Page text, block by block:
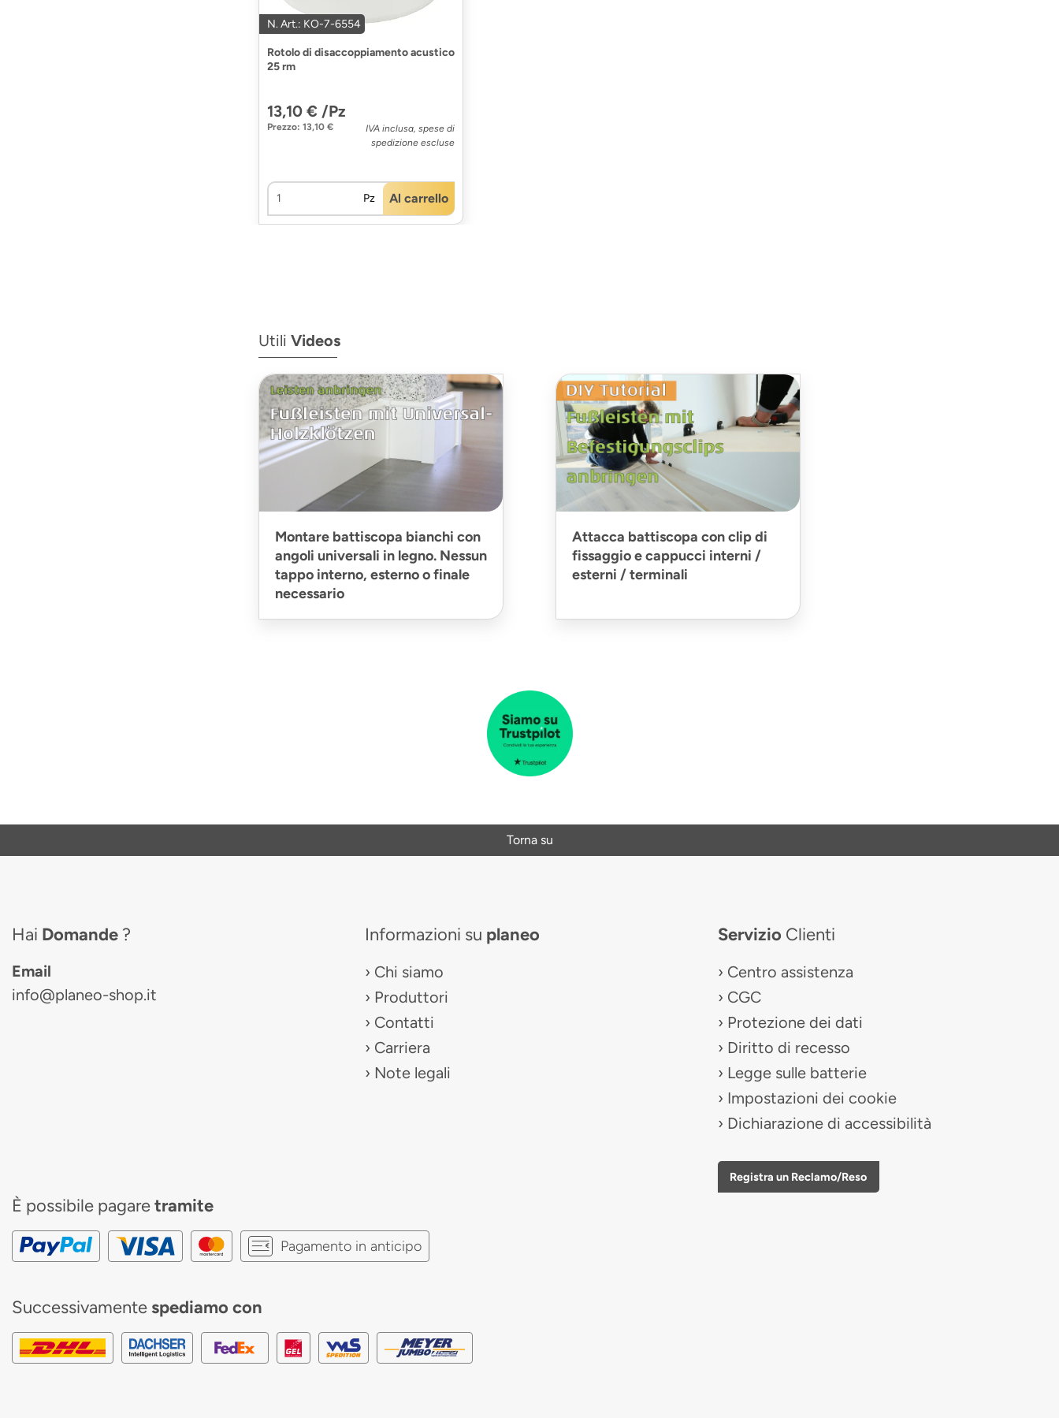
N. Art.: KO-7-6554
Rotolo di disaccoppiamento acustico
25 rm
13,10 € /Pz
Prezzo: 13,10 €
IVA inclusa, spese di
spedizione escluse
Pz Al carrello
Utili Videos
Montare battiscopa bianchi con
angoli universali in legno. Nessun
tappo interno, esterno o finale
necessario
Attacca battiscopa con clip di
fissaggio e cappucci interni /
esterni / terminali
Torna su
Hai Domande ?
Email
info@planeo-shop.it
Informazioni su planeo
Chi siamo
Produttori
Contatti
Carriera
Note legali
Servizio Clienti
Centro assistenza
CGC
Protezione dei dati
Diritto di recesso
Legge sulle batterie
Impostazioni dei cookie
Dichiarazione di accessibilità
Registra un Reclamo/Reso
È possibile pagaretramite
Pagamento in anticipo
Successivamente spediamo con